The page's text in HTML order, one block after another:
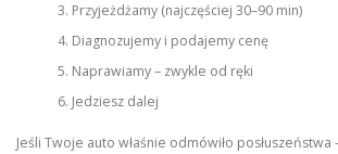
Przyjeżdżamy (najczęściej 30–90 min)
Diagnozujemy i podajemy cenę
Naprawiamy – zwykle od ręki
Jedziesz dalej
Jeśli Twoje auto właśnie odmówiło posłuszeństwa